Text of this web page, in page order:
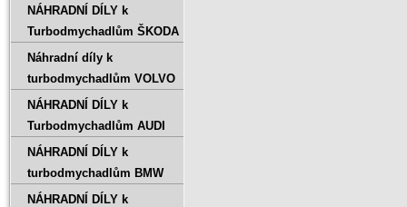
NÁHRADNÍ DÍLY k
Turbodmychadlům ŠKODA
Náhradní díly k
turbodmychadlům VOLVO
NÁHRADNÍ DÍLY k
Turbodmychadlům AUDI
NÁHRADNÍ DÍLY k
turbodmychadlům BMW
NÁHRADNÍ DÍLY k